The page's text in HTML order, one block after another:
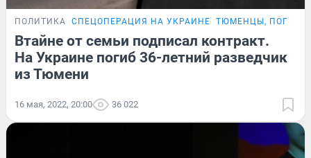
ПОЛИТИКА СПЕЦОПЕРАЦИЯ НА УКРАИНЕ ТЮМЕНЦЫ,
Втайне от семьи подписал контракт.
На Украине погиб 36-летний разведчик
из Тюмени
16 мая, 2022, 20:00 36 022